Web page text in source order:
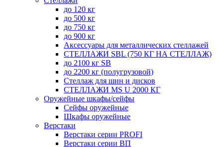
до 120 кг
до 500 кг
до 750 кг
до 900 кг
Аксессуары для металлических стеллажей
СТЕЛЛАЖИ SBL (750 КГ НА СТЕЛЛАЖ)
до 2100 кг SB
до 2200 кг (полугрузовой)
Стеллаж для шин и дисков
СТЕЛЛАЖИ MS U 2000 КГ
Оружейные шкафы/сейфы
Сейфы оружейные
Шкафы оружейные
Верстаки
Верстаки серии PROFI
Верстаки серии ВП